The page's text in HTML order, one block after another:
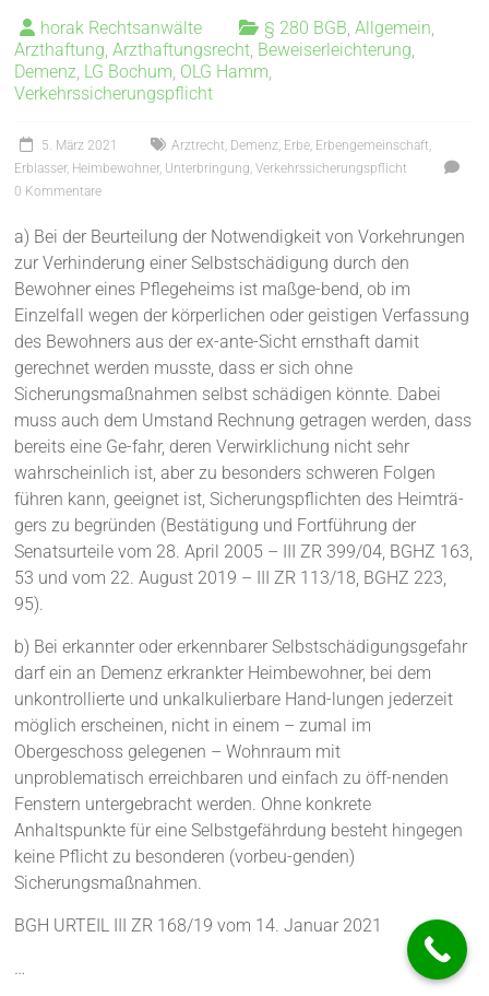
horak Rechtsanwälte § 280 BGB ,Allgemein
Arzthaftung ,Arzthaftungsrecht Beweiserleichterung
Demenz LG Bochum OLG Hamm
Verkehrssicherungspflicht
5. März 2021 Arztrecht Demenz Erbe Erbengemeinschaft
Erblasser, Heimbewohner, Unterbringung ,Verkehrssicherungspflicht
0 Kommentare
a) Bei der Beurteilung der Notwendigkeit von Vorkehrungen
zur Verhinderung einer Selbstschädigung durch den
Bewohner eines Pflegeheims ist maßge-bend, ob im
Einzelfall wegen der körperlichen oder geistigen Verfassung
des Bewohners aus der ex-ante-Sicht ernsthaft damit
gerechnet werden musste, dass er sich ohne
Sicherungsmaßnahmen selbst schädigen könnte. Dabei
muss auch dem Umstand Rechnung getragen werden, dass
bereits eine Ge-fahr, deren Verwirklichung nicht sehr
wahrscheinlich ist, aber zu besonders schweren Folgen
führen kann, geeignet ist, Sicherungspflichten des Heimträ-
gers zu begründen (Bestätigung und Fortführung der
Senatsurteile vom 28. April 2005 – III ZR 399/04, BGHZ 163,
53 und vom 22. August 2019 – III ZR 113/18, BGHZ 223,
95).
b) Bei erkannter oder erkennbarer Selbstschädigungsgefahr
darf ein an Demenz erkrankter Heimbewohner, bei dem
unkontrollierte und unkalkulierbare Hand-lungen jederzeit
möglich erscheinen, nicht in einem – zumal im
Obergeschoss gelegenen – Wohnraum mit
unproblematisch erreichbaren und einfach zu öff-nenden
Fenstern untergebracht werden. Ohne konkrete
Anhaltspunkte für eine Selbstgefährdung besteht hingegen
keine Pflicht zu besonderen (vorbeu-genden)
Sicherungsmaßnahmen.
BGH URTEIL III ZR 168/19 vom 14. Januar 2021
…